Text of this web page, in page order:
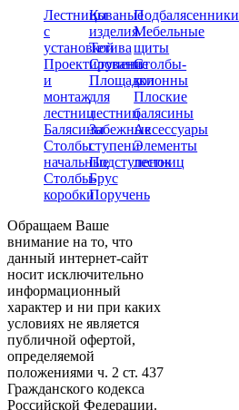
Лестницы
с
установкой
Проектирование
и
монтаж
лестниц
Балясины
Столбы
начальные
Столбы-
коробки
Кованые
изделия
Тетива
Ступени
Площадки
для
лестниц
Забежные
ступени
Подступенок
Брус
Поручень
Подбалясенники
Мебельные
щиты
Столбы-
колонны
Плоские
балясины
Аксессуары
Элементы
лестниц
Обращаем Ваше
внимание на то, что
данный интернет-сайт
носит исключительно
информационный
характер и ни при каких
условиях не является
публичной офертой,
определяемой
положениями ч. 2 ст. 437
Гражданского кодекса
Российской Федерации.